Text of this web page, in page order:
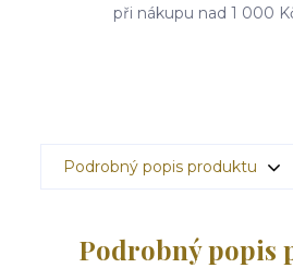
při nákupu nad 1 000
Podrobný popis produktu
Podrobný popis